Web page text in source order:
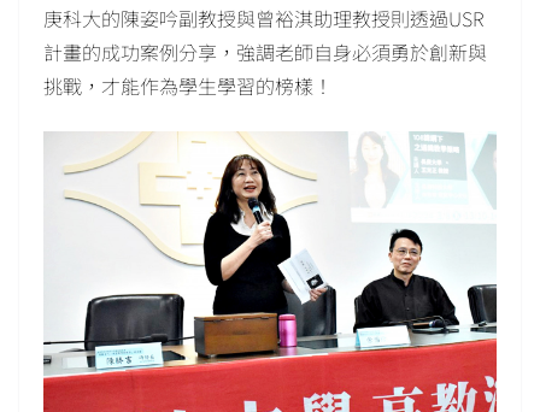
庚科大的陳姿吟副教授與曾裕淇助理教授則透過USR
計畫的成功案例分享，強調老師自身必須勇於創新與
挑戰，才能作為學生學習的榜樣！